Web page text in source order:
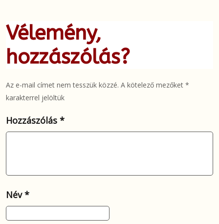
Vélemény,
hozzászólás?
Az e-mail címet nem tesszük közzé. A kötelező mezőket *
karakterrel jelöltük
Hozzászólás *
Név*